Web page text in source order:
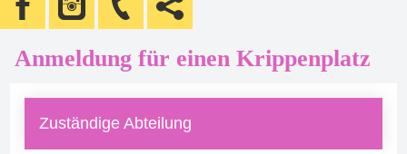
Anmeldung für einen Krippenplatz
Zuständige Abteilung